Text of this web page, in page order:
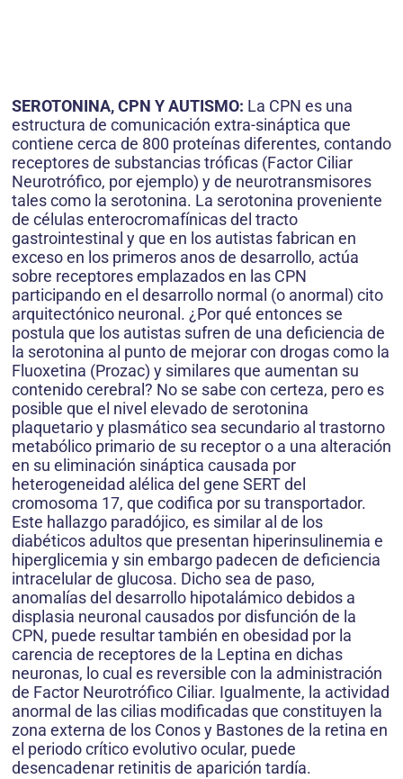
SEROTONINA, CPN Y AUTISMO: La CPN es una
estructura de comunicación extra-sináptica que
contiene cerca de 800 proteínas diferentes, contando
receptores de substancias tróficas (Factor Ciliar
Neurotrófico, por ejemplo) y de neurotransmisores
tales como la serotonina. La serotonina proveniente
de células enterocromafínicas del tracto
gastrointestinal y que en los autistas fabrican en
exceso en los primeros anos de desarrollo, actúa
sobre receptores emplazados en las CPN
participando en el desarrollo normal (o anormal) cito
arquitectónico neuronal. ¿Por qué entonces se
postula que los autistas sufren de una deficiencia de
la serotonina al punto de mejorar con drogas como la
Fluoxetina (Prozac) y similares que aumentan su
contenido cerebral? No se sabe con certeza, pero es
posible que el nivel elevado de serotonina
plaquetario y plasmático sea secundario al trastorno
metabólico primario de su receptor o a una alteración
en su eliminación sináptica causada por
heterogeneidad alélica del gene SERT del
cromosoma 17, que codifica por su transportador.
Este hallazgo paradójico, es similar al de los
diabéticos adultos que presentan hiperinsulinemia e
hiperglicemia y sin embargo padecen de deficiencia
intracelular de glucosa. Dicho sea de paso,
anomalías del desarrollo hipotalámico debidos a
displasia neuronal causados por disfunción de la
CPN, puede resultar también en obesidad por la
carencia de receptores de la Leptina en dichas
neuronas, lo cual es reversible con la administración
de Factor Neurotrófico Ciliar. Igualmente, la actividad
anormal de las cilias modificadas que constituyen la
zona externa de los Conos y Bastones de la retina en
el periodo crítico evolutivo ocular, puede
desencadenar retinitis de aparición tardía.